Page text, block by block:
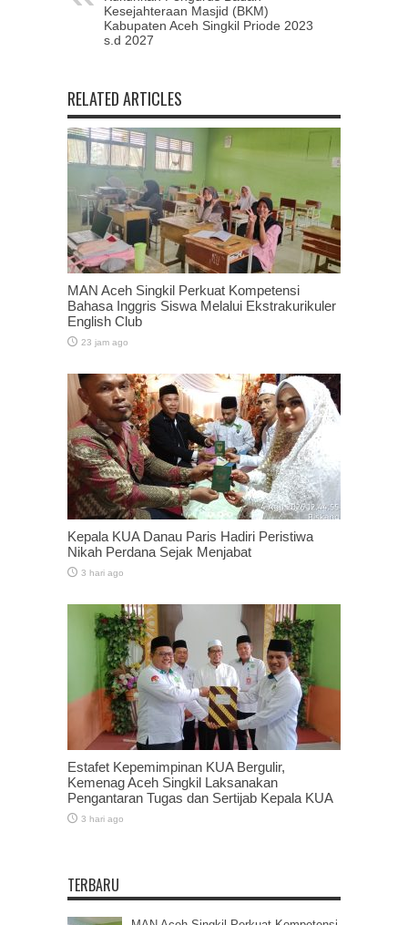
Kesejahteraan Masjid (BKM)
Kabupaten Aceh Singkil Priode 2023
s.d 2027
RELATED ARTICLES
MAN Aceh Singkil Perkuat Kompetensi
Bahasa Inggris Siswa Melalui Ekstrakurikuler
English Club
23 jam ago
Kepala KUA Danau Paris Hadiri Peristiwa
Nikah Perdana Sejak Menjabat
3 hari ago
Estafet Kepemimpinan KUA Bergulir,
Kemenag Aceh Singkil Laksanakan
Pengantaran Tugas dan Sertijab Kepala KUA
3 hari ago
TERBARU